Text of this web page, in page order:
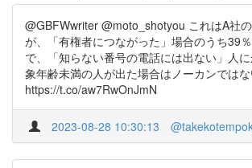
@GBFWwriter @moto_shotyou これはA社
が、「有権者につながった」場合のうち39
で、「知らない番号の電話には出ない」人
象年齢未満の人が出た場合はノーカンではな
https://t.co/aw7RwOnJmN
2023-08-28 10:30:13